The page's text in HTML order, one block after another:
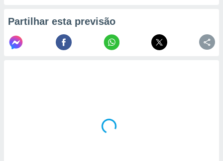
Partilhar esta previsão